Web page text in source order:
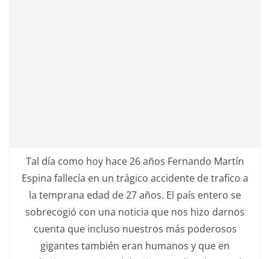
Tal día como hoy hace 26 años Fernando Martín
Espina fallecía en un trágico accidente de trafico a
la temprana edad de 27 años. El país entero se
sobrecogió con una noticia que nos hizo darnos
cuenta que incluso nuestros más poderosos
gigantes también eran humanos y que en